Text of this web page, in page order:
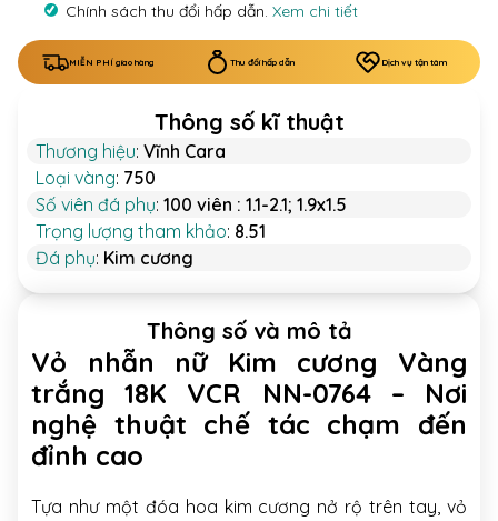
Chính sách thu đổi hấp dẫn. Xem chi tiết
MIỄN PHÍ giao hàng Thu đổi hấp dẫn Dịch vụ tận tâm
Thông số kĩ thuật
Thương hiệu: Vĩnh Cara
Loại vàng: 750
Số viên đá phụ: 100 viên : 1.1-2.1; 1.9x1.5
Trọng lượng tham khảo: 8.51
Đá phụ: Kim cương
Thông số và mô tả
Vỏ nhẫn nữ Kim cương Vàng
trắng 18K VCR NN-0764 – Nơi
nghệ thuật chế tác chạm đến
đỉnh cao
Tựa như một đóa hoa kim cương nở rộ trên tay, vỏ